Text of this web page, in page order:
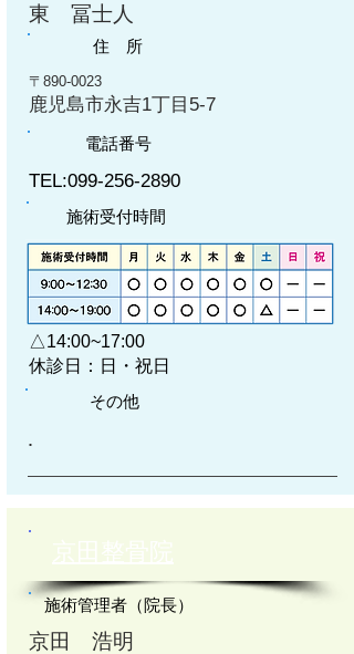
東 冨士人
住 所
〒890-0023
鹿児島市永吉1丁目5-7
電話番号
TEL:099-256-2890
施術受付時間
△14:00~17:00
休診日：日・祝日
その他
​.
京田整骨院
施術管理者（院長）
京田 浩明